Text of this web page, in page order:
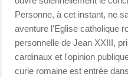
Personne, à cet instant, ne
aventure l'Eglise catholique
personnelle de Jean XXIII,
cardinaux et l'opinion
curie romaine est entrée